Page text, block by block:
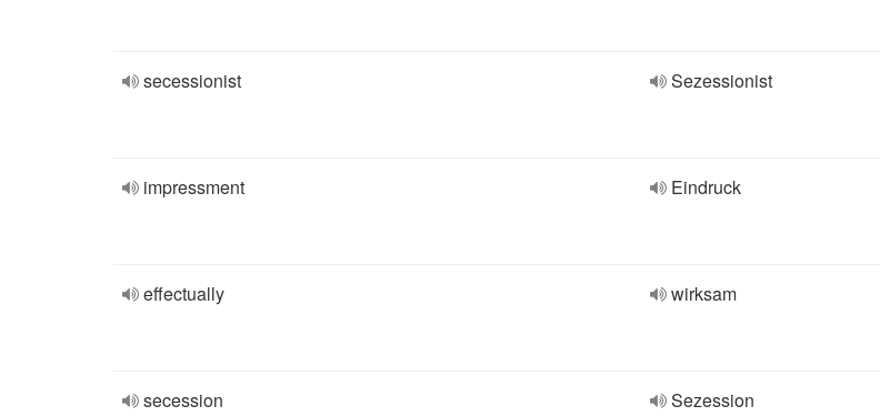
secessionist Sezessionist
impressment Eindruck
effectually wirksam
secession Sezession